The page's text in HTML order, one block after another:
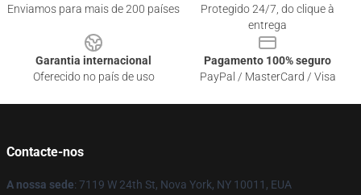
Enviamos para mais de 200 países
Protegido 24/7, do clique à
entrega
Garantia internacional
Oferecido no país de uso
Pagamento 100% seguro
PayPal / MasterCard / Visa
Contacte-nos
A nossa sede: 7119 W 24th St, Nova York, NY 10011, EUA